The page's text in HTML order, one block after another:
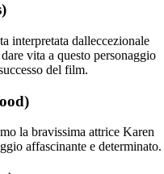
interpretata dalleccezionale
vita a questo personaggio
del film.
la bravissima attrice Karen
affascinante e determinato.